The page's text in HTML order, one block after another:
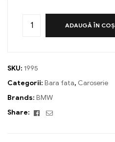
ADAUGĂ ÎN COȘ
SKU: 1995
Categorii: Bara fata, Caroserie
Brands: BMW
Share:
Facebook
Email